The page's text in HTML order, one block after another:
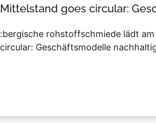
Mittelstand goes circular:
:bergische rohstoffschmiede lädt
circular: Geschäftsmodelle